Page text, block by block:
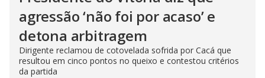
agressão ‘não foi por acaso’ e
detona arbitragem
Dirigente reclamou de cotovelada sofrida por Cacá que
resultou em cinco pontos no queixo e contestou critérios
da partida